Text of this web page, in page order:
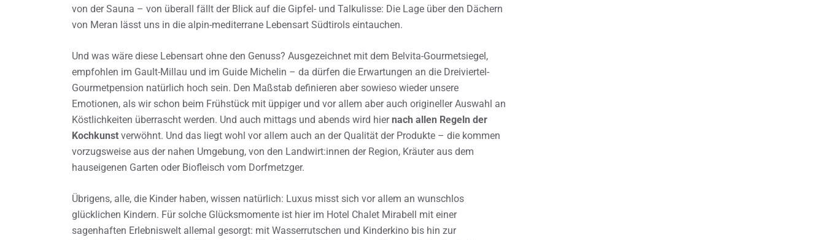
von der Sauna – von überall fällt der Blick auf die Gipfel- und Talkulisse: Die Lage über den Dächern
von Meran lässt uns in die alpin-mediterrane Lebensart Südtirols eintauchen.
Und was wäre diese Lebensart ohne den Genuss? Ausgezeichnet mit dem Belvita-Gourmetsiegel,
empfohlen im Gault-Millau und im Guide Michelin – da dürfen die Erwartungen an die Dreiviertel-
Gourmetpension natürlich hoch sein. Den Maßstab definieren aber sowieso wieder unsere
Emotionen, als wir schon beim Frühstück mit üppiger und vor allem aber auch origineller Auswahl an
Köstlichkeiten überrascht werden. Und auch mittags und abends wird hiernach allen Regeln der
Kochkunst verwöhnt. Und das liegt wohl vor allem auch an der Qualität der Produkte – die kommen
vorzugsweise aus der nahen Umgebung, von den Landwirt:innen der Region, Kräuter aus dem
hauseigenen Garten oder Biofleisch vom Dorfmetzger.
Übrigens, alle, die Kinder haben, wissen natürlich: Luxus misst sich vor allem an wunschlos
glücklichen Kindern. Für solche Glücksmomente ist hier im Hotel Chalet Mirabell mit einer
sagenhaften Erlebniswelt allemal gesorgt: mit Wasserrutschen und Kinderkino bis hin zur